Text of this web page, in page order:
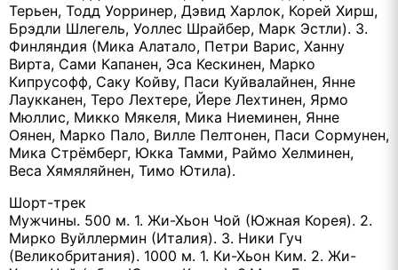
Терьен, Тодд Уорринер, Дэвид Харлок, Корей Хирш,
Брэдли Шлегель, Уоллес Шрайбер, Марк Эстли). 3.
Финляндия (Мика Алатало, Петри Варис, Ханну
Вирта, Сами Капанен, Эса Кескинен, Марко
Кипрусофф, Саку Койву, Паси Куйвалайнен, Янне
Лаукканен, Теро Лехтере, Йере Лехтинен, Ярмо
Мюллис, Микко Мякеля, Мика Ниеминен, Янне
Оянен, Марко Пало, Вилле Пелтонен, Паси Сормунен,
Мика Стрёмберг, Юкка Тамми, Раймо Хелминен,
Веса Хямяляйнен, Тимо Ютила).
Шорт-трек
Мужчины. 500 м. 1. Жи-Хьон Чой (Южная Корея). 2.
Мирко Вуйллермин (Италия). 3. Ники Гуч
(Великобритания). 1000 м. 1. Ки-Хьон Ким. 2. Жи-